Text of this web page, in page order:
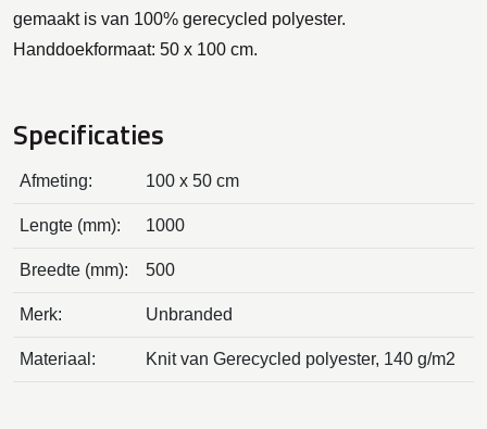
gemaakt is van 100% gerecycled polyester.
Handdoekformaat: 50 x 100 cm.
Specificaties
Afmeting: 100 x 50 cm
Lengte (mm): 1000
Breedte (mm): 500
Merk: Unbranded
Materiaal: Knit van Gerecycled polyester, 140 g/m2